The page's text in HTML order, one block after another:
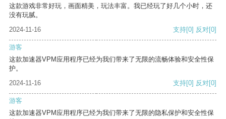
这款游戏非常好玩，画面精美，玩法丰富。我已经玩了好几个小时，还
没有玩腻。
2024-11-16
支持[0] 反对[0]
游客
这款加速器VPM应用程序已经为我们带来了无限的流畅体验和安全性保
护。
2024-11-16
支持[0] 反对[0]
游客
这款加速器VPM应用程序已经为我们带来了无限的隐私保护和安全性保